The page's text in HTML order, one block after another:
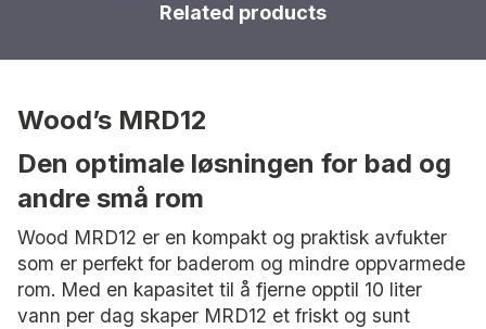
Related products
Wood’s MRD12
Den optimale løsningen for bad og
andre små rom
Wood MRD12 er en kompakt og praktisk avfukter
som er perfekt for baderom og mindre oppvarmede
rom. Med en kapasitet til å fjerne opptil 10 liter
vann per dag skaper MRD12 et friskt og sunt